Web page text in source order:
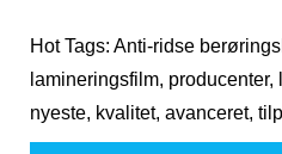
Hot Tags: Anti-ridse
lamineringsfilm,
nyeste, kvalitet, avanceret,